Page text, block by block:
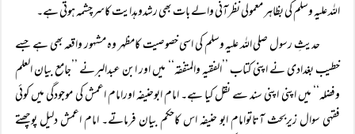
اللہ علیہ وسلم کی بظاہر معمولی نظرآنی والے بات بھی رشدوہدایت کاسرچشمہ ہوتی ہے۔
حدیثِ رسول صلی اللہ علیہ وسلم کی اسی خصوصیت کامظہر وہ مشہور واقعہ بھی ہے جسے
خطیب بغدادی نے اپنی کتاب ’’الفقیہ والمتفقہ‘‘ میں اور ابن عبدالبرنے ’’جامع بیان العلم
وفضلہ‘‘ میں اپنی اپنی سند سے نقل کیا ہے۔ امام ابوحنیفہ اورامام اعمش کی موجودگی میں کوئی
فقہی سوال زیربحث آتاتوامام ابو حنیفہ اس کاحکم بیان فرماتے۔ امام اعمش دلیل پوچھتے